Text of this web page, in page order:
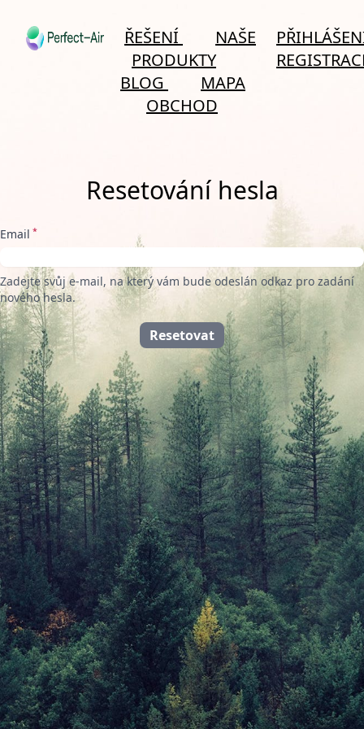
ŘEŠENÍ
NAŠE
PRODUKTY
BLOG
MAPA
OBCHOD
Resetování hesla
Email *
Zadejte svůj e-mail, na který vám bude odeslán odkaz pro zadání
nového hesla.
Resetovat